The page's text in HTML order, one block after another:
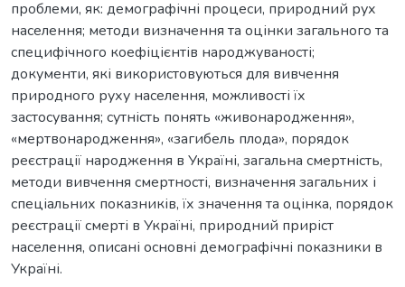
проблеми, як: демографічні процеси, природний рух
населення; методи визначення та оцінки загального та
специфічного коефіцієнтів народжуваності;
документи, які використовуються для вивчення
природного руху населення, можливості їх
застосування; сутність понять «живонародження»,
«мертвонародження», «загибель плода», порядок
реєстрації народження в Україні, загальна смертність,
методи вивчення смертності, визначення загальних і
спеціальних показників, їх значення та оцінка, порядок
реєстрації смерті в Україні, природний приріст
населення, описані основні демографічні показники в
Україні.